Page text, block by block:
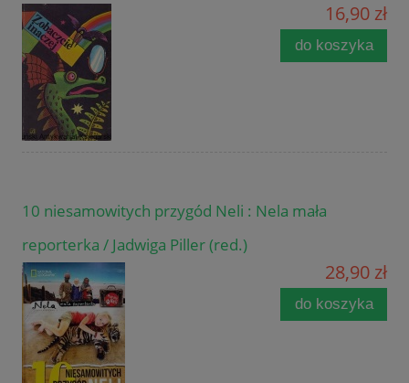
16,90 zł
do koszyka
10 niesamowitych przygód Neli : Nela mała
reporterka / Jadwiga Piller (red.)
28,90 zł
do koszyka